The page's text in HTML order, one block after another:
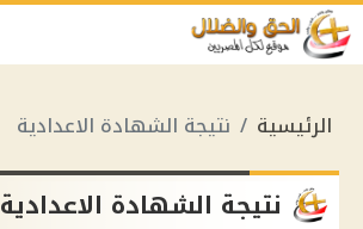
الرئيسية نتيجة الشهادة الاعدادية
نتيجة الشهادة الاعدادية